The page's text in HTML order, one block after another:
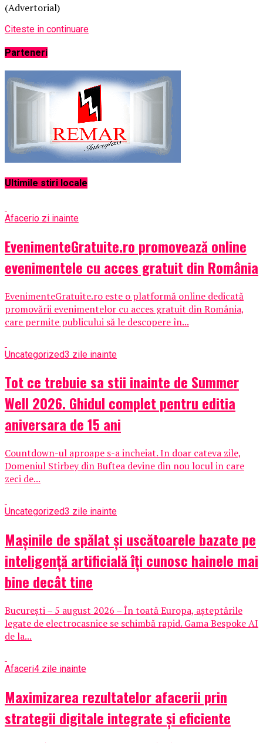
(Advertorial)
Citeste in continuare
Parteneri
Ultimile stiri locale
Afacerio zi inainte
EvenimenteGratuite.ro promovează online
evenimentele cu acces gratuit din România
EvenimenteGratuite.ro este o platformă online dedicată
promovării evenimentelor cu acces gratuit din România,
care permite publicului să le descopere în...
Uncategorized3 zile inainte
Tot ce trebuie sa stii inainte de Summer
Well 2026. Ghidul complet pentru editia
aniversara de 15 ani
Countdown-ul aproape s-a incheiat. In doar cateva zile,
Domeniul Stirbey din Buftea devine din nou locul in care
zeci de...
Uncategorized3 zile inainte
Mașinile de spălat și uscătoarele bazate pe
inteligență artificială îți cunosc hainele mai
bine decât tine
București – 5 august 2026 – În toată Europa, așteptările
legate de electrocasnice se schimbă rapid. Gama Bespoke AI
de la...
Afaceri4 zile inainte
Maximizarea rezultatelor afacerii prin
strategii digitale integrate și eficiente